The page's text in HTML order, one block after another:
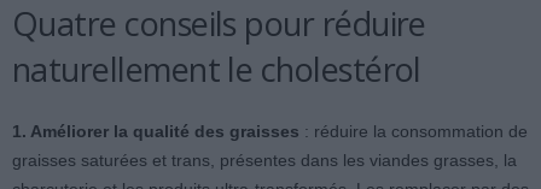
Quatre conseils pour réduire
naturellement le cholestérol
1. Améliorer la qualité des graisses : réduire la consommation de
graisses saturées et trans, présentes dans les viandes grasses, la